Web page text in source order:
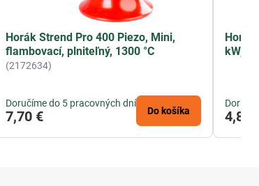
Horák Strend Pro 400 Piezo, Mini,
flambovací, plniteľný, 1300 °C
(2172634)
Doručíme do 5 pracovných dní
7,70 € Do košíka
Horák
kW,
4,89